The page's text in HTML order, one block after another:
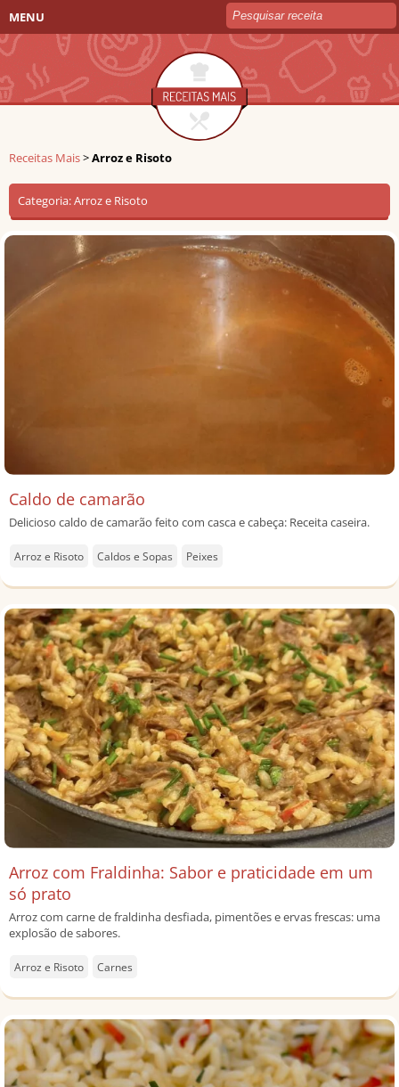
MENU
Receitas Mais>Arroz e Risoto
Categoria:Arroz e Risoto
Caldo de camarão
Delicioso caldo de camarão feito com casca e cabeça: Receita caseira.
Arroz e Risoto Caldos e Sopas Peixes
Arroz com Fraldinha: Sabor e praticidade em um
só prato
Arroz com carne de fraldinha desfiada, pimentões e ervas frescas: uma
explosão de sabores.
Arroz e Risoto Carnes